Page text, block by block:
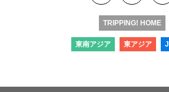
TRIPPING! HOME
東南アジア 東アジア